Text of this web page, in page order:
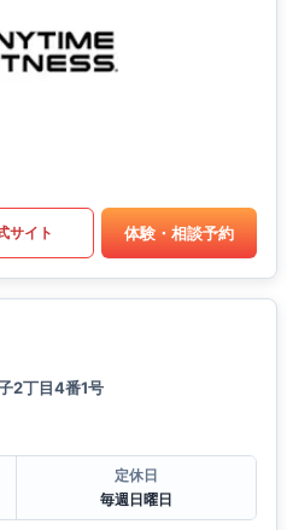
サイト 体験・相談予約
2丁目4番1号
定休日
毎週日曜日